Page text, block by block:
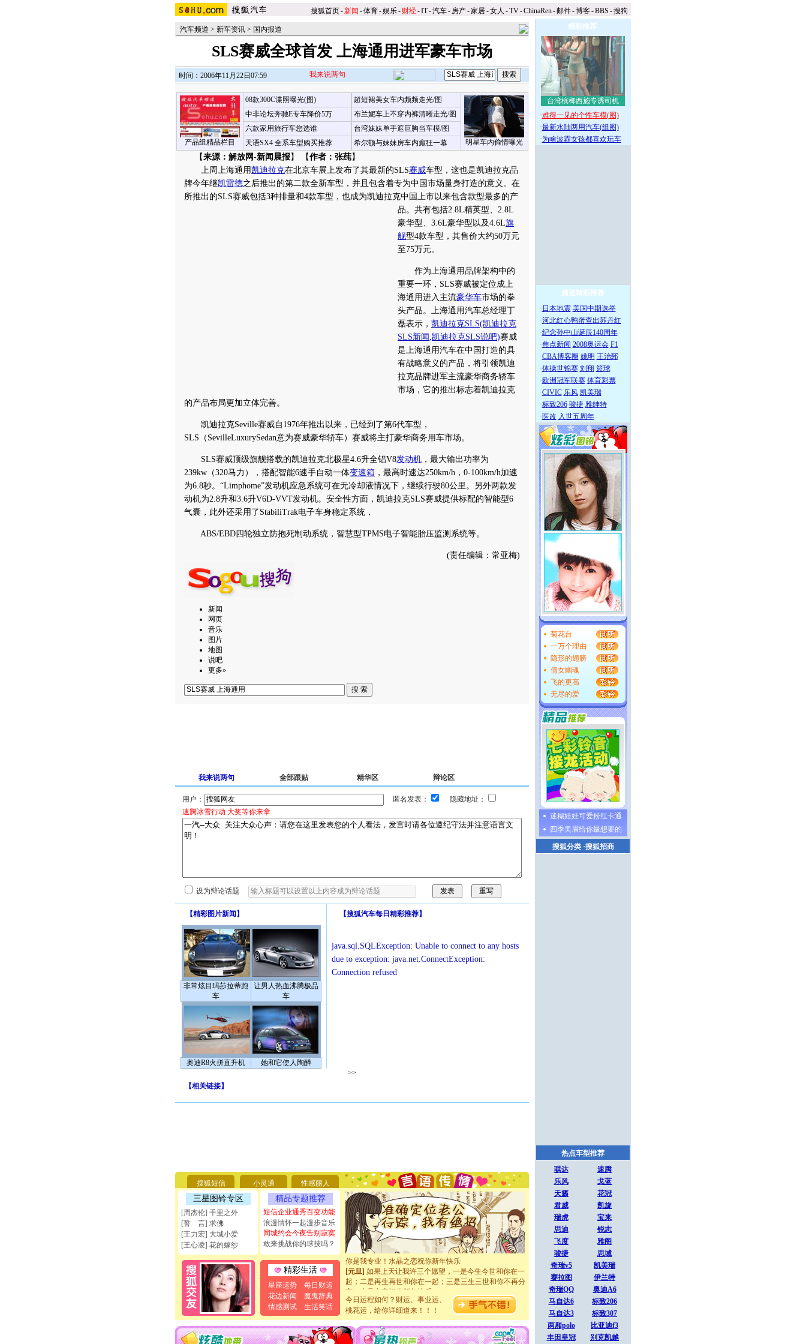
搜狐首页-新闻 -体育-娱乐- 财经-IT-汽车- 房产-家居-女人 -TV-ChinaRen-邮件-博客-BBS -搜狗
汽车频道 > 新车资讯 > 国内报道
SLS赛威全球首发 上海通用进军豪车市场
时间：2006年11月22日07:59 我来说两句
产品组精品栏目
08款300C谍照曝光(图)
中非论坛奔驰E专车降价5万
六款家用旅行车您选谁
天语SX4 全系车型购买推荐
超短裙美女车内频频走光/图
明星车内偷情曝光
布兰妮车上不穿内裤清晰走光/图
台湾妹妹单手遮巨胸当车模/图
希尔顿与妹妹房车内癫狂一幕
【来源：解放网-新闻晨报】 【作者：张莼】
上周上海通用凯迪拉克在北京车展上发布了其最新的SLS赛威车型，这也是凯迪拉克品
牌今年继凯雷德之后推出的第二款全新车型，并且包含着专为中国市场量身打造的意义。在
所推出的SLS赛威包括3种排量和4款车型，也成为凯迪拉克中国上市以来包含款型最多的产
品。 共有包括2.8L精英型、2.8L
豪华型、3.6L豪华型以及4.6L旗
舰型4款车型，其售价大约50万元
至75万元。
作为上海通用品牌架构中的
重要一环，SLS赛威被定位成上
海通用进入主流豪华车市场的拳
头产品。上海通用汽车总经理丁
磊表示， 凯迪拉克SLS(凯迪拉克
SLS新闻 ,凯迪拉克SLS说吧)赛威
是上海通用汽车在中国打造的具
有战略意义的产品，将引领凯迪
拉克品牌进军主流豪华商务轿车
市场，它的推出标志着凯迪拉克
的产品布局更加立体完善。
凯迪拉克Seville赛威自1976年推出以来，已经到了第6代车型，
SLS（SevilleLuxurySedan意为赛威豪华轿车）赛威将主打豪华商务用车市场。
SLS赛威顶级旗舰搭载的凯迪拉克北极星4.6升全铝V8发动机 ，最大输出功率为
239kw（320马力），搭配智能6速手自动一体变速箱 ，最高时速达250km/h，0-100km/h加速
为6.8秒。“Limphome”发动机应急系统可在无冷却液情况下，继续行驶80公里。另外两款发
动机为2.8升和3.6升V6D-VVT发动机。安全性方面，凯迪拉克SLS赛威提供标配的智能型6
气囊，此外还采用了StabiliTrak电子车身稳定系统，
ABS/EBD四轮独立防抱死制动系统，智慧型TPMS电子智能胎压监测系统等。
(责任编辑：常亚梅)
新闻
网页
音乐
图片
地图
说吧
更多»
我来说两句 全部跟贴 精华区 辩论区
用户： 匿名发表：
隐藏地址：
速腾冰雪行动 大奖等你来拿
设为辩论话题
【精彩图片新闻 】
非常炫目玛莎拉蒂跑
车
让男人热血沸腾极品
车
奥迪R8火拼直升机 她和它使人陶醉
【搜狐汽车每日精彩推荐】
java.sql.SQLException: Unable to connect to any hosts
due to exception: java.net.ConnectException:
Connection refused
>>
【相关链接】
搜狐短信 小灵通 性感丽人
三星图铃专区
[周杰伦] 千里之外
[誓 言] 求佛
[王力宏] 大城小爱
[王心凌] 花的嫁纱
精品专题推荐
短信企业通秀百变功能
浪漫情怀一起漫步音乐
同城约会今夜告别寂寞
敢来挑战你的球技吗？
精彩生活
星座运势
每日财运
花边新闻
魔鬼辞典
情感测试
生活笑话
要平安！千万要知足！千万不要忘记我！
[圣诞节]不只这样的日子才会想起你,而是这样的日子才
能正大光明地骚扰你,告诉你,圣诞要快乐!新年要快乐!天
天都要快乐噢!
[圣诞节]奉上一颗祝福的心,在这个特别的日子里,愿幸福,
如意,快乐,鲜花,一切美好的祝愿与你同在.圣诞快乐!
[元旦]看到你我会触电；看不到你我要充电；没有你我会
断电。爱你是我职业，想你是我事业，抱你是我特长，吻
你是我专业！水晶之恋祝你新年快乐
[元旦]如果上天让我许三个愿望，一是今生今世和你在一
起；二是再生再世和你在一起；三是三生三世和你不再分
离。水晶之恋祝你新年快乐
[元旦]当我狠下心扭头离去那一刻，你在我身后无助地哭
泣，这痛楚让我明白我多么爱你。我转身抱住你：这猪不
[春节]风柔雨润好月圆，半岛铁盒伴身边，每日尽显开心
颜！冬去春来似水如烟，劳碌人生需尽欢！听一曲轻歌，
今日运程如何？财运、事业运、
桃花运，给你详细道来！！！
精彩推荐
台湾槟榔西施专诱司机
·难得一见的个性车模(图)
·最新水陆两用汽车(组图)
·为啥波霸女孩都喜欢玩车
频道精彩推荐
· 日本地震 美国中期选举
·河北红心鸭蛋查出苏丹红
·纪念孙中山诞辰140周年
·焦点新闻 2008奥运会 F1
·CBA博客圈 姚明 王治郅
·体操世锦赛 刘翔 篮球
·欧洲冠军联赛 体育彩票
·CIVIC 乐风 凯美瑞
·标致206 骏捷 雅绅特
· 医改 入世五周年
菊花台
一万个理由
隐形的翅膀
倩女幽魂
飞的更高
无尽的爱
迷糊娃娃可爱粉红卡通
四季美眉给你最想要的
搜狐分类·搜狐招商
热点车型推荐
骐达
速腾
乐风
戈蓝
天籁
花冠
君威
凯旋
瑞虎
宝来
思迪
锐志
飞度
雅阁
骏捷
思域
奇瑞v5
凯美瑞
赛拉图
伊兰特
奇瑞QQ
奥迪A6
马自达6
标致206
马自达3
标致307
两厢polo
比亚迪f3
丰田皇冠
别克凯越